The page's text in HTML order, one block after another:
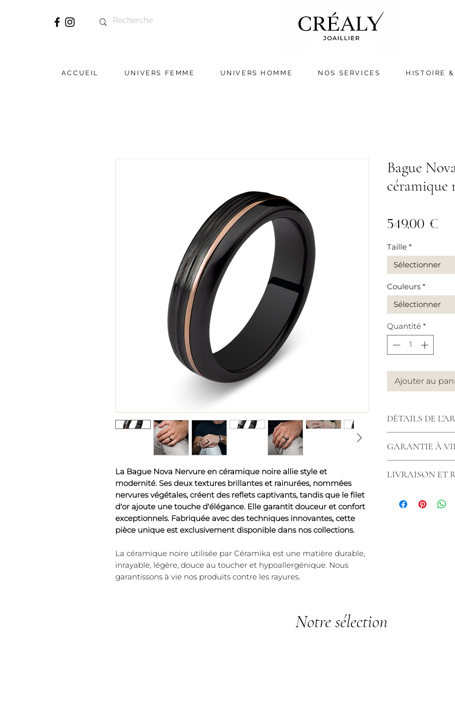
ACCUEIL UNIVERS FEMME UNIVERS HOMME NOS SERVICES HISTOIRE
La Bague Nova Nervure en céramique noire allie style et
modernité. Ses deux textures brillantes et rainurées, nommées
nervures végétales, créent des reflets captivants, tandis que le filet
d'or ajoute une touche d'élégance. Elle garantit douceur et confort
exceptionnels. Fabriquée avec des techniques innovantes, cette
pièce unique est exclusivement disponible dans nos collections.
La céramique noire utilisée par Céramika est une matière durable,
inrayable, légère, douce au toucher et hypoallergénique. Nous
garantissons à vie nos produits contre les rayures.
Bague
céramique
549,00 €
Taille *
Sélectionner
Couleurs *
Sélectionner
Quantité *
Ajouter au
DÉTAILS DE
brillante et
Fil or jaune,
Fabriquées en
rayures.*)
GARANTIE À
bénéficient d'une
tenons à
s'applique pas
LIVRAISON ET
commande
Notre sélection